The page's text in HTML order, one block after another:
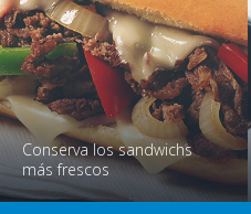
Conserva los sandwichs
más frescos